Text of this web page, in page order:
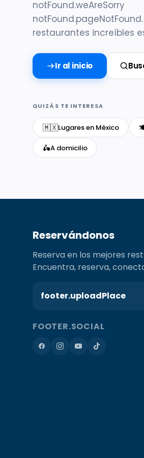
notFound.weAreSorry
restaurantes increíbles
Ir al inicio
QUIZÁS TE INTERESA
🇲🇽Lugares en México
🛵A domicilio
Reservándonos
Reserva en los mejores
Encuentra, reserva,
footer.uploadPlace
FOOTER.SOCIAL